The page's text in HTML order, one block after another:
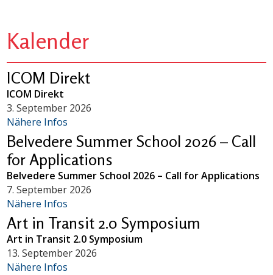
Kalender
ICOM Direkt
ICOM Direkt
3. September 2026
Nähere Infos
Belvedere Summer School 2026 – Call
for Applications
Belvedere Summer School 2026 – Call for Applications
7. September 2026
Nähere Infos
Art in Transit 2.0 Symposium
Art in Transit 2.0 Symposium
13. September 2026
Nähere Infos